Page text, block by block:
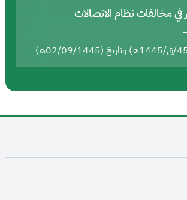
في مخالفات نظام الاتصالات
opens
opens